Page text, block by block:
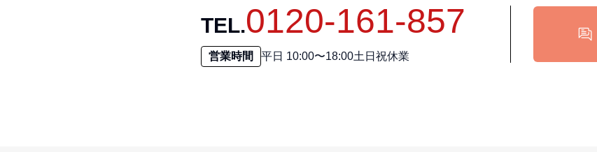
TEL.0120-161-857
営業時間 平日 10:00〜18:00土日祝休業